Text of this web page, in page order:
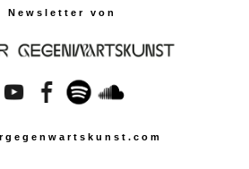
Newsletter von